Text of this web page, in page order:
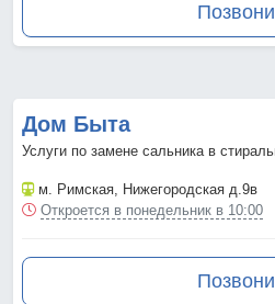
Дом Быта
Услуги по замене сальника в
м. Римская, Нижегородская д.9в
Откроется в понедельник в 10:00